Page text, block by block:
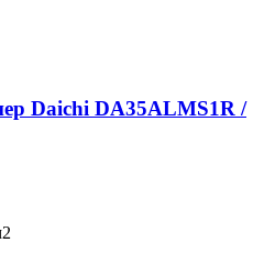
Daichi DA35ALMS1R /